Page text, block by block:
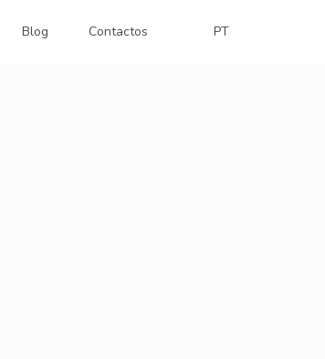
Blog Contactos PT